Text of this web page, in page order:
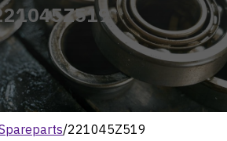
/221045Z519